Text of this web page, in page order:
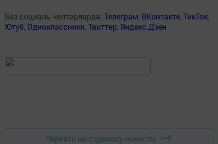
Без социаль челтәрләрдә: Телеграм, ВКонтакте,ТикТок,
Ютуб, Одноклассники,Твиттер, Яндекс.Дзен
Перейти на страницу новости